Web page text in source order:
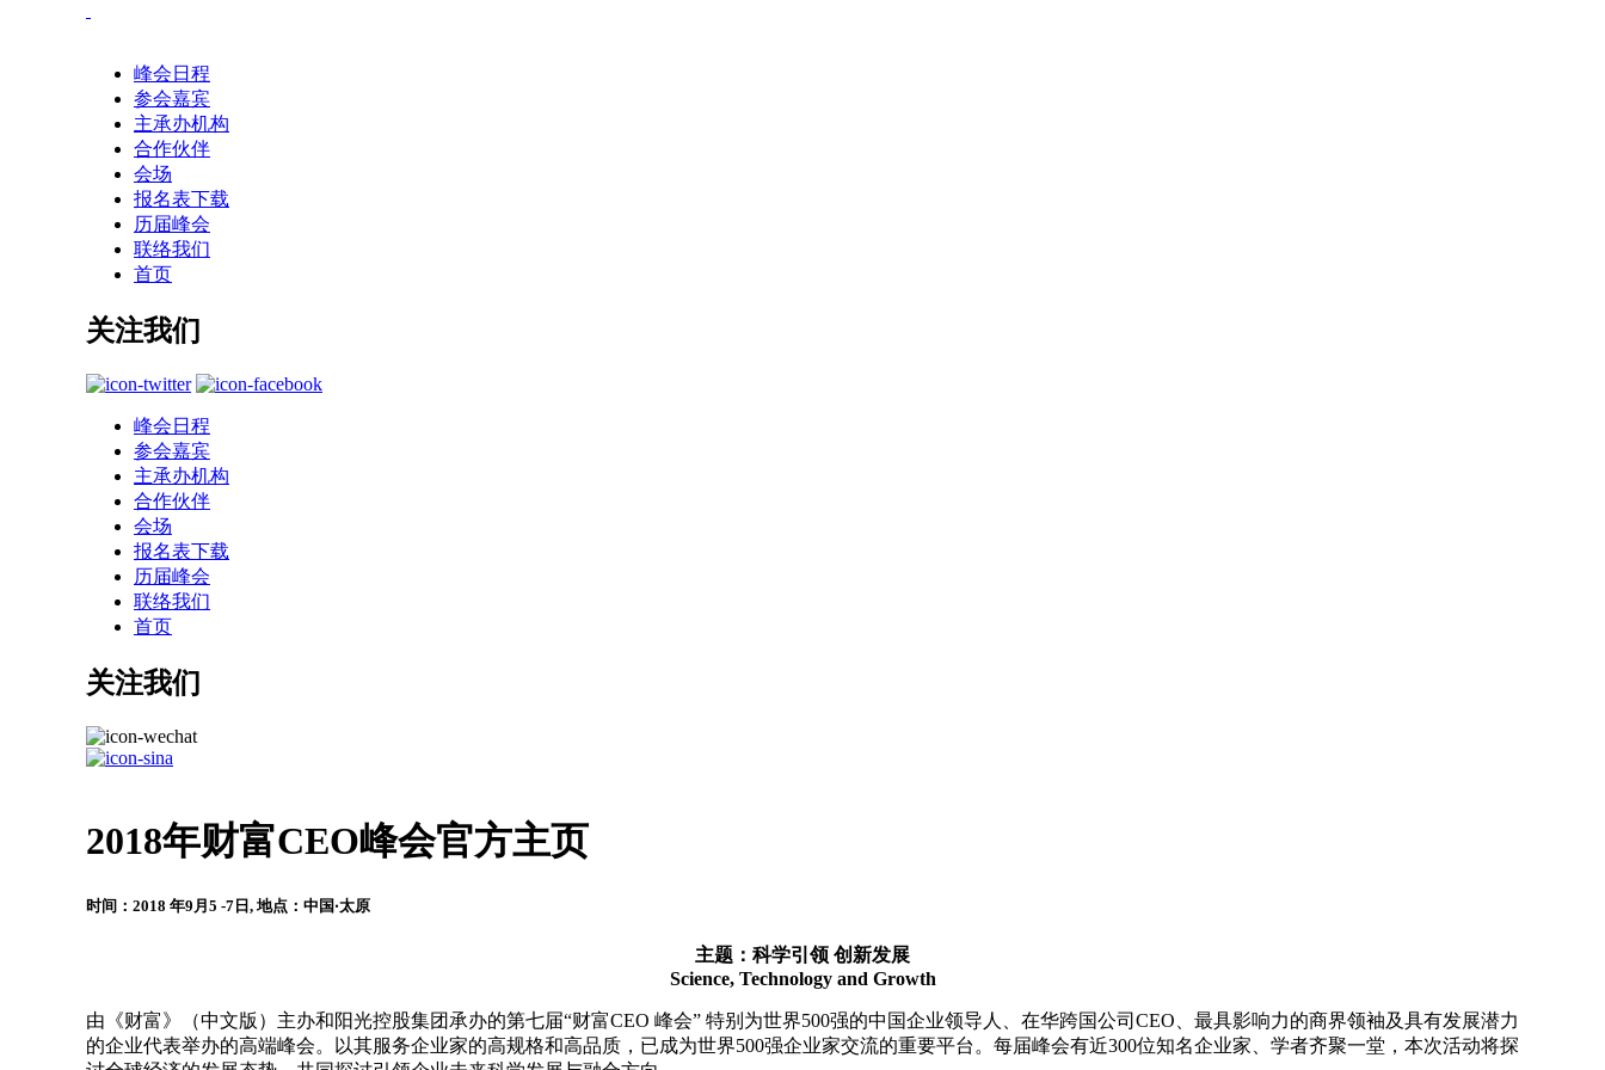
峰会日程
参会嘉宾
主承办机构
合作伙伴
会场
报名表下载
历届峰会
联络我们
首页
关注我们
峰会日程
参会嘉宾
主承办机构
合作伙伴
会场
报名表下载
历届峰会
联络我们
首页
关注我们
2018年财富CEO峰会官方主页
时间：2018 年9月5 -7日, 地点：中国‧太原
主题：科学引领 创新发展
Science, Technology and Growth
由《财富》（中文版）主办和阳光控股集团承办的第七届“财富CEO 峰会” 特别为世界500强的中国企业领导人、在华跨国公司CEO、最具影响力的商界领袖及具有发展潜力
的企业代表举办的高端峰会。以其服务企业家的高规格和高品质，已成为世界500强企业家交流的重要平台。每届峰会有近300位知名企业家、学者齐聚一堂，本次活动将探